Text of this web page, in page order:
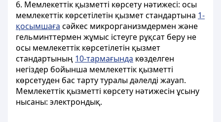
6. Мемлекеттік қызметті көрсету нәтижесі: осы
мемлекеттік көрсетілетін қызмет стандартына 1-
қосымшаға сәйкес микрорганизмдермен және
гельминттермен жұмыс істеуге рұқсат беру не
осы мемлекеттік көрсетілетін қызмет
стандартының 10-тармағында көзделген
негіздер бойынша мемлекеттік қызметті
көрсетуден бас тарту туралы дәлелді жауап.
Мемлекеттік қызметті көрсету нәтижесін ұсыну
нысаны: электрондық.